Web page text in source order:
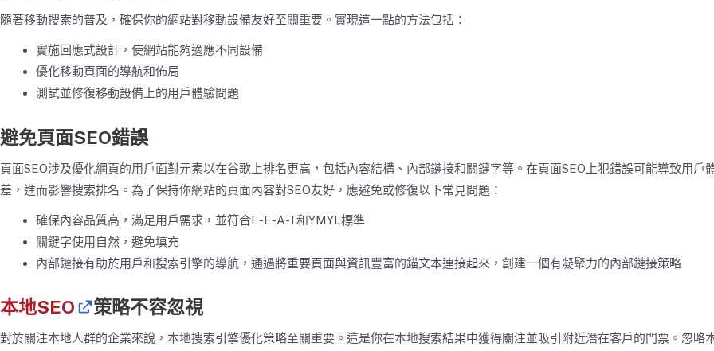
隨著移動搜索的普及，確保你的網站對移動設備友好至關重要。實現這一點的方法包括：
實施回應式設計，使網站能夠適應不同設備
優化移動頁面的導航和佈局
測試並修復移動設備上的用戶體驗問題
避免頁面SEO錯誤
頁面SEO涉及優化網頁的用戶面對元素以在谷歌上排名更高，包括內容結構、內部鏈接和關鍵字等。在頁面SEO上犯錯誤可能導致用戶
差，進而影響搜索排名。為了保持你網站的頁面內容對SEO友好，應避免或修復以下常見問題：
確保內容品質高，滿足用戶需求，並符合E-E-A-T和YMYL標準
關鍵字使用自然，避免填充
內部鏈接有助於用戶和搜索引擎的導航，通過將重要頁面與資訊豐富的錨文本連接起來，創建一個有凝聚力的內部鏈接策略
本地SEO 策略不容忽視
對於關注本地人群的企業來說，本地搜索引擎優化策略至關重要。這是你在本地搜索結果中獲得關注並吸引附近潛在客戶的門票。忽略